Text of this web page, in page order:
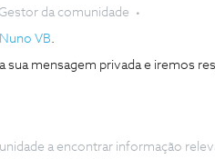
da comunidade
VB.
sua mensagem privada e iremos
a encontrar informação